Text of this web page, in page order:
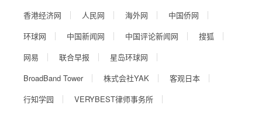
香港经济网
人民网 海外网
中国侨网
环球网
中国新闻网 中国评论新闻网
搜狐
网易
联合早报
星岛环球网
BroadBand Tower
株式会社YAK
客观日本
行知学园
VERYBEST律师事务所